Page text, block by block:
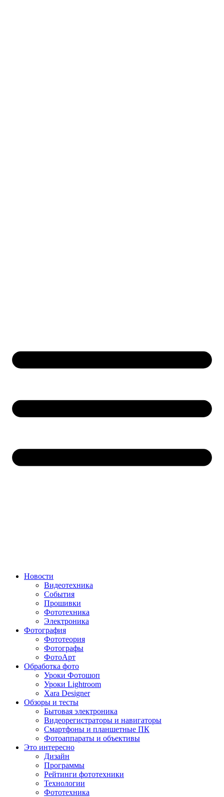
Новости
Видеотехника
События
Прошивки
Фототехника
Электроника
Фотография
Фототеория
Фотографы
ФотоАрт
Обработка фото
Уроки Фотошоп
Уроки Lightroom
Xara Designer
Обзоры и тесты
Бытовая электроника
Видеорегистраторы и навигаторы
Смартфоны и планшетные ПК
Фотоаппараты и объективы
Это интересно
Дизайн
Программы
Рейтинги фототехники
Технологии
Фототехника